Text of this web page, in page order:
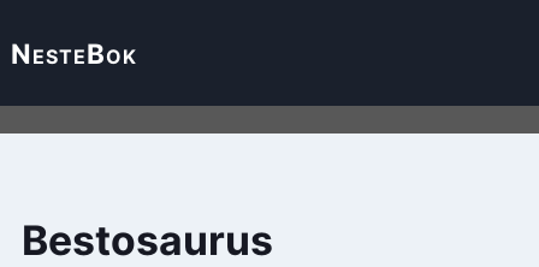
NesteBok
Bestosaurus